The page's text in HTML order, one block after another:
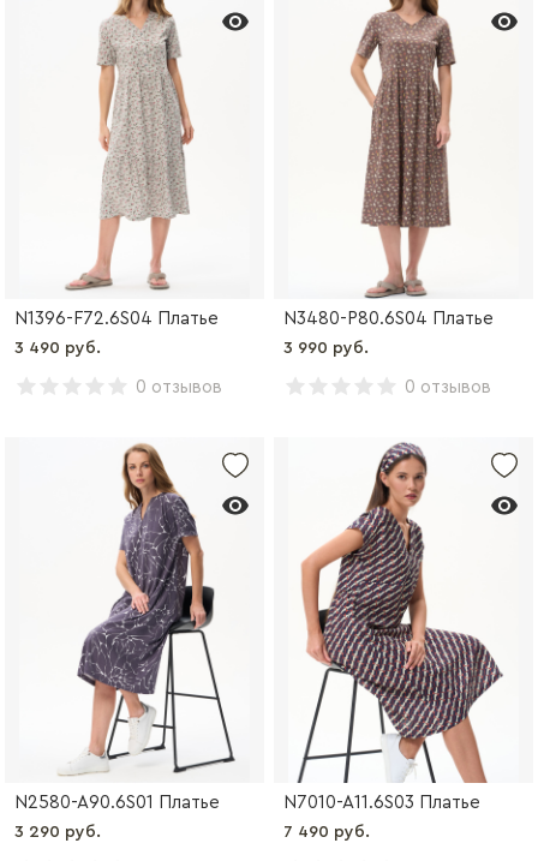
N1396-F72.6S04 Платье
3 490 руб.
0 отзывов
N3480-P80.6S04 Платье
3 990 руб.
0 отзывов
N2580-A90.6S01 Платье
3 290 руб.
N7010-A11.6S03 Платье
7 490 руб.